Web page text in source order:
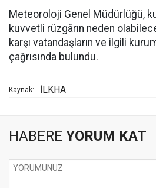
Meteoroloji Genel Müdürlüğü,
kuvvetli rüzgârın neden
karşı vatandaşların ve ilgili
çağrısında bulundu.
Kaynak: İLKHA
HABERE YORUM KAT